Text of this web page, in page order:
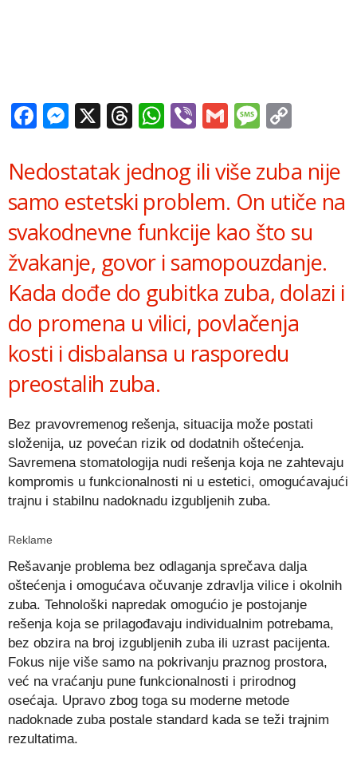
Facebook
Messenger
X Threads
WhatsApp
ViberGmail
Nedostatak jednog ili više zuba nije
samo estetski problem. On utiče na
svakodnevne funkcije kao što su
žvakanje, govor i samopouzdanje.
Kada dođe do gubitka zuba, dolazi i
do promena u vilici, povlačenja
kosti i disbalansa u rasporedu
preostalih zuba.
Bez pravovremenog rešenja, situacija može postati
složenija, uz povećan rizik od dodatnih oštećenja.
Savremena stomatologija nudi rešenja koja ne zahtevaju
kompromis u funkcionalnosti ni u estetici, omogućavajući
trajnu i stabilnu nadoknadu izgubljenih zuba.
Reklame
Rešavanje problema bez odlaganja sprečava dalja
oštećenja i omogućava očuvanje zdravlja vilice i okolnih
zuba. Tehnološki napredak omogućio je postojanje
rešenja koja se prilagođavaju individualnim potrebama,
bez obzira na broj izgubljenih zuba ili uzrast pacijenta.
Fokus nije više samo na pokrivanju praznog prostora,
već na vraćanju pune funkcionalnosti i prirodnog
osećaja. Upravo zbog toga su moderne metode
nadoknade zuba postale standard kada se teži trajnim
rezultatima.